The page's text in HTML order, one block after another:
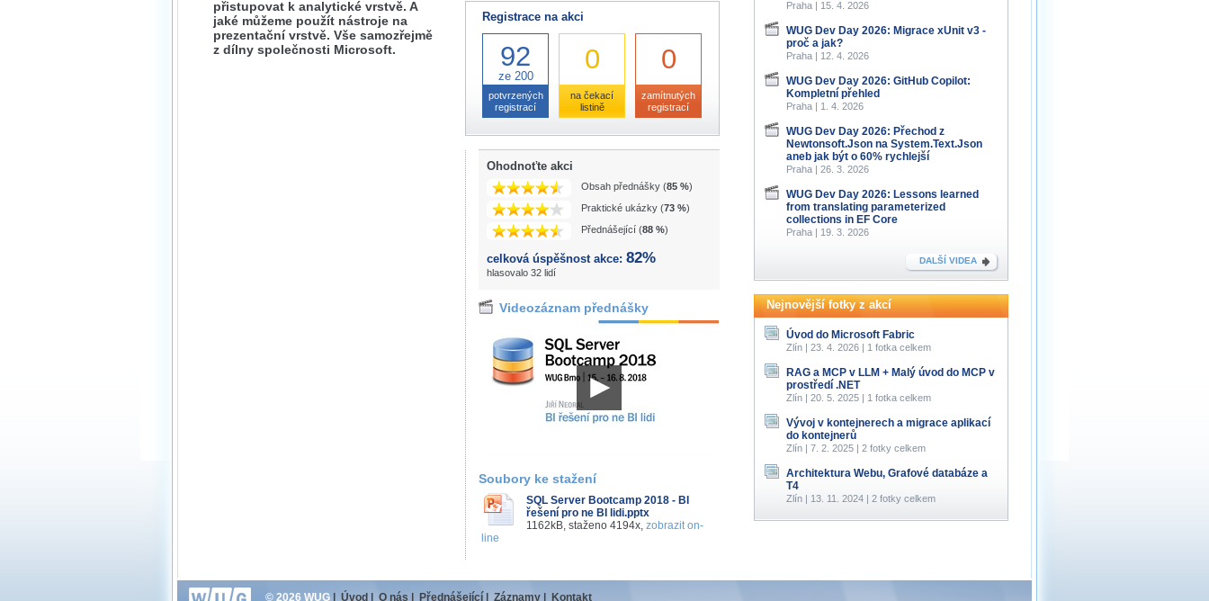
přistupovat k analytické vrstvě. A
jaké můžeme použít nástroje na
prezentační vrstvě. Vše samozřejmě
z dílny společnosti Microsoft.
Registrace na akci
92
ze 200
potvrzených
registrací
0
na čekací
listině
0
zamítnutých
registrací
Ohodnoťte akci
Obsah přednášky (85 %)
Praktické ukázky (73 %)
Přednášející (88 %)
celková úspěšnost akce: 82%
hlasovalo 32 lidí
Videozáznam přednášky
Soubory ke stažení
SQL Server Bootcamp 2018 - BI
řešení pro ne BI lidi.pptx
1162kB, staženo 4194x, zobrazit on-
line
Praha | 15. 4. 2026
WUG Dev Day 2026: Migrace xUnit v3 -
proč a jak?
Praha | 12. 4. 2026
WUG Dev Day 2026: GitHub Copilot:
Kompletní přehled
Praha | 1. 4. 2026
WUG Dev Day 2026: Přechod z
Newtonsoft.Json na System.Text.Json
aneb jak být o 60% rychlejší
Praha | 26. 3. 2026
WUG Dev Day 2026: Lessons learned
from translating parameterized
collections in EF Core
Praha | 19. 3. 2026
DALŠÍ VIDEA
Nejnovější fotky z akcí
Úvod do Microsoft Fabric
Zlín | 23. 4. 2026 | 1 fotka celkem
RAG a MCP v LLM + Malý úvod do MCP v
prostředí .NET
Zlín | 20. 5. 2025 | 1 fotka celkem
Vývoj v kontejnerech a migrace aplikací
do kontejnerů
Zlín | 7. 2. 2025 | 2 fotky celkem
Architektura Webu, Grafové databáze a
T4
Zlín | 13. 11. 2024 | 2 fotky celkem
© 2026 WUG Úvod O nás Přednášející Záznamy Kontakt